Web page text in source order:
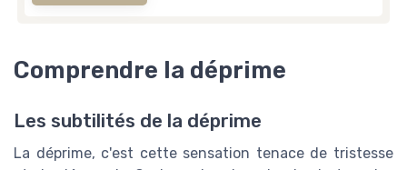
Comprendre la déprime
Les subtilités de la déprime
La déprime, c'est cette sensation tenace de tristesse